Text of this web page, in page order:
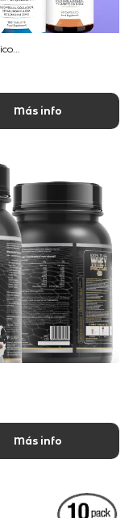
Más info
Más info